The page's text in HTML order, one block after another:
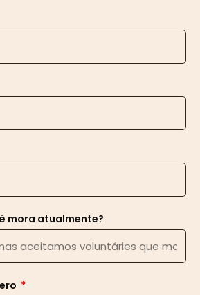
mora atualmente?